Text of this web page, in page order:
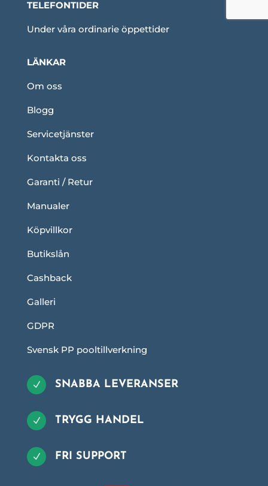
TELEFONTIDER
Under våra ordinarie öppettider
LÄNKAR
Om oss
Blogg
Servicetjänster
Kontakta oss
Garanti / Retur
Manualer
Köpvillkor
Butikslån
Cashback
Galleri
GDPR
Svensk PP pooltillverkning
N SNABBA LEVERANSER
N TRYGG HANDEL
N FRI SUPPORT